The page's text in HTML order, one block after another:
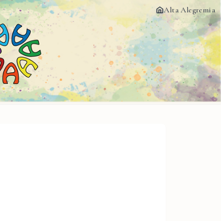
Alta Alegremia